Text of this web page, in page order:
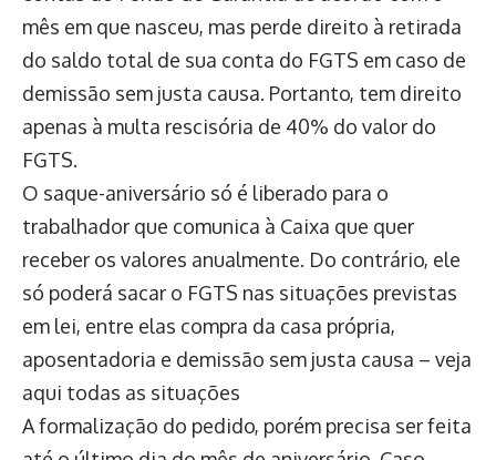
mês em que nasceu, mas perde direito à retirada
do saldo total de sua conta do FGTS em caso de
demissão sem justa causa. Portanto, tem direito
apenas à multa rescisória de 40% do valor do
FGTS.
O saque-aniversário só é liberado para o
trabalhador que comunica à Caixa que quer
receber os valores anualmente. Do contrário, ele
só poderá sacar o FGTS nas situações previstas
em lei, entre elas compra da casa própria,
aposentadoria e demissão sem justa causa – veja
aqui todas as situações
A formalização do pedido, porém precisa ser feita